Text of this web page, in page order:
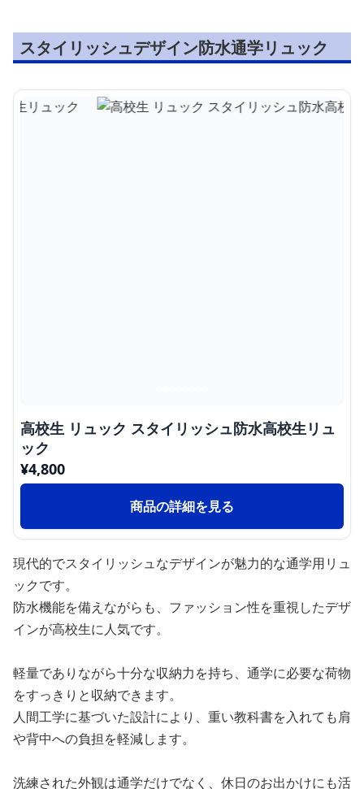
スタイリッシュデザイン防水通学リュック
高校生 リュック スタイリッシュ防水高校生リュ
ック
¥4,800
商品の詳細を見る
現代的でスタイリッシュなデザインが魅力的な通学用リュ
ックです。
防水機能を備えながらも、ファッション性を重視したデザ
インが高校生に人気です。
軽量でありながら十分な収納力を持ち、通学に必要な荷物
をすっきりと収納できます。
人間工学に基づいた設計により、重い教科書を入れても肩
や背中への負担を軽減します。
洗練された外観は通学だけでなく、休日のお出かけにも活